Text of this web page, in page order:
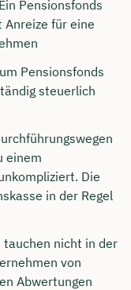
Pensionsfonds
für eine
Pensionsfonds
steuerlich
einem
Die
in der Regel
tauchen nicht in der
von
Abwertungen